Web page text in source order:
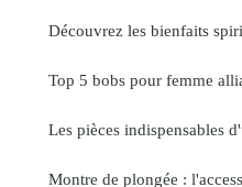
Découvrez les bienfaits
Top 5 bobs pour femme
Les pièces indispensables
Montre de plongée :